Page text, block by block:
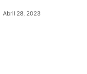
Abril 28, 2023